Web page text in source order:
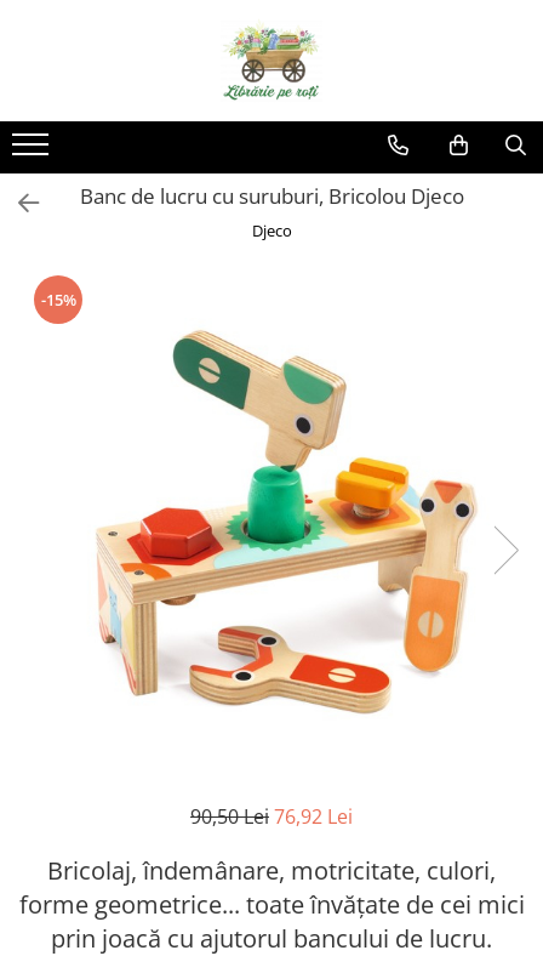
Banc de lucru cu suruburi, Bricolou Djeco
Djeco
-15%
90,50 Lei76,92 Lei
Bricolaj, îndemânare, motricitate, culori,
forme geometrice... toate învățate de cei mici
prin joacă cu ajutorul bancului de lucru.